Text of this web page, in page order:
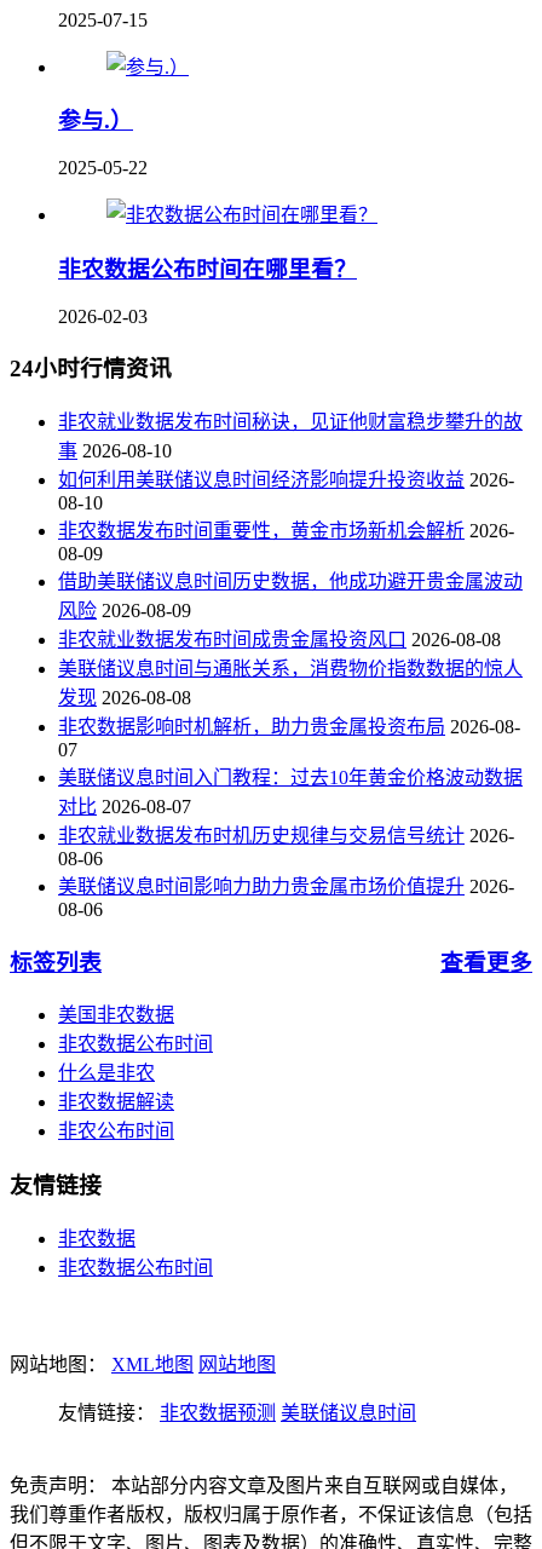
2025-07-15
参与.）
2025-05-22
非农数据公布时间在哪里看？
2026-02-03
24小时行情资讯
非农就业数据发布时间秘诀，见证他财富稳步攀升的故
事 2026-08-10
如何利用美联储议息时间经济影响提升投资收益 2026-
08-10
非农数据发布时间重要性，黄金市场新机会解析 2026-
08-09
借助美联储议息时间历史数据，他成功避开贵金属波动
风险 2026-08-09
非农就业数据发布时间成贵金属投资风口 2026-08-08
美联储议息时间与通胀关系，消费物价指数数据的惊人
发现 2026-08-08
非农数据影响时机解析，助力贵金属投资布局 2026-08-
07
美联储议息时间入门教程：过去10年黄金价格波动数据
对比 2026-08-07
非农就业数据发布时机历史规律与交易信号统计 2026-
08-06
美联储议息时间影响力助力贵金属市场价值提升 2026-
08-06
标签列表 查看更多
美国非农数据
非农数据公布时间
什么是非农
非农数据解读
非农公布时间
友情链接
非农数据
非农数据公布时间
网站地图： XML地图 网站地图
友情链接： 非农数据预测 美联储议息时间
免责声明： 本站部分内容文章及图片来自互联网或自媒体，
我们尊重作者版权，版权归属于原作者，不保证该信息（包括
但不限于文字、图片、图表及数据）的准确性、真实性、完整